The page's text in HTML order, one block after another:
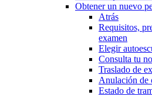
Obtener un nuevo
Atrás
Requisitos,
examen
Elegir
Consulta tu
Traslado de
Anulación de
Estado de